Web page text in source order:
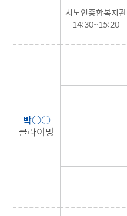
시노인종합복지관
14:30~15:20
박○○
클라이밍